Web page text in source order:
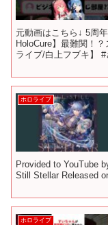
元動画はこちら↓ 5周
HoloCure】最難関！
ライブ/白上フブキ】
ホロライブ
Provided to YouTube
Still Stellar Released
ホロライブ